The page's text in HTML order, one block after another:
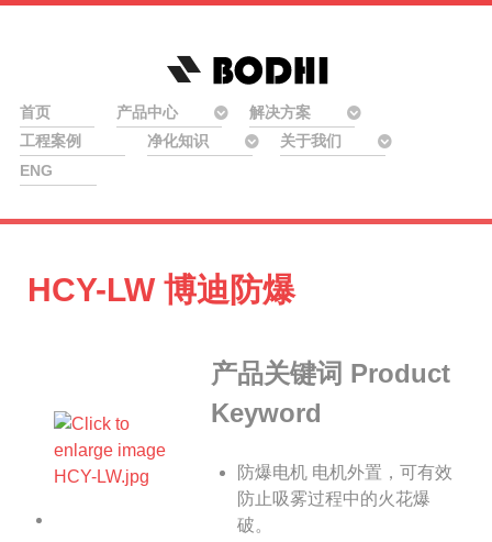
首页 产品中心
解决方案
工程案例
净化知识
关于我们
ENG
HCY-LW 博迪防爆
产品关键词 Product
Keyword
防爆电机 电机外置，可有效
防止吸雾过程中的火花爆
破。